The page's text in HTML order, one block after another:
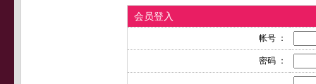
会员登入
帐号 ：
密码 ：